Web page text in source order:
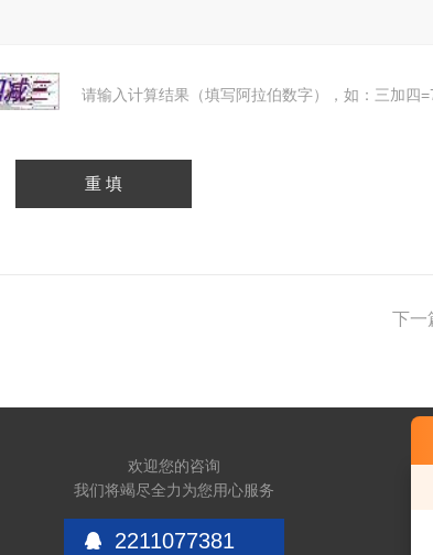
请输入计算结果（填写阿拉伯数字），如：三加四
下一
欢迎您的咨询
我们将竭尽全力为您用心服务
2211077381